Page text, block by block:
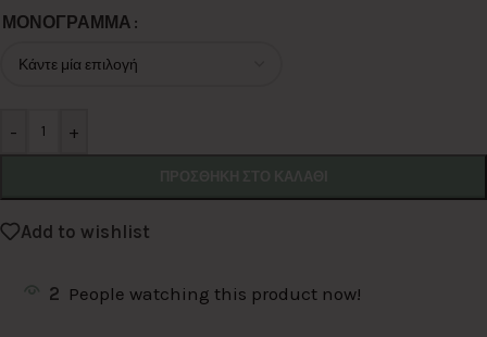
ΜΟΝΟΓΡΑΜΜΑ
- +
Add to wishlist
2 People watching this product now!